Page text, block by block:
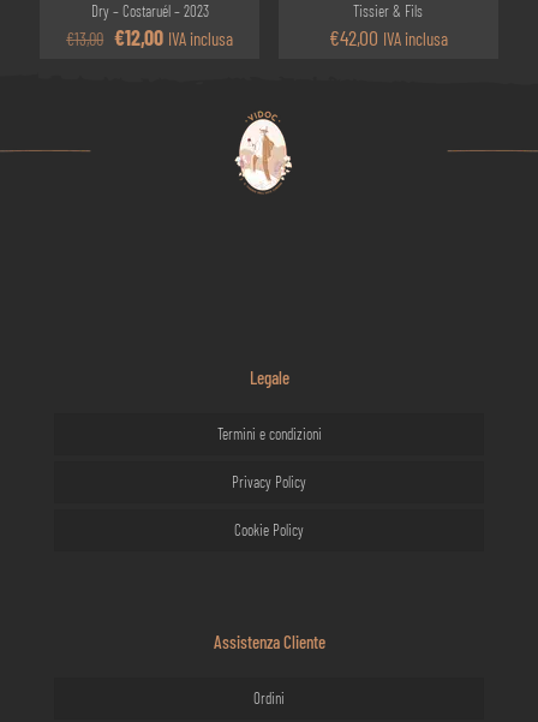
Dry – Costaruél – 2023
€13,00 Il
€12,00IlIVA inclusa
Tissier & Fils
€42,00 IVA inclusa
Legale
Termini e condizioni
Privacy Policy
Cookie Policy
Assistenza Cliente
Ordini